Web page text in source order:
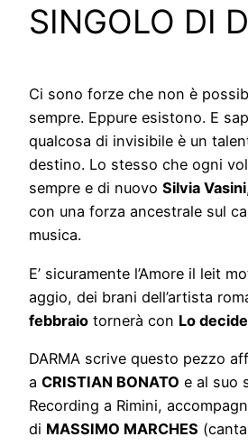
SINGOLO DI
Ci sono forze che non è
sempre. Eppure esistono. E
qualcosa di invisibile è un
destino. Lo stesso che ogni
sempre e di nuovo Silvia Vasini
con una forza ancestrale sul
musica.
E’ sicuramente l’Amore il leit
aggio, dei brani dell’artista
febbraio tornerà con Lo
DARMA scrive questo pezzo
a CRISTIAN BONATO e al suo
Recording a Rimini,
di MASSIMO MARCHES